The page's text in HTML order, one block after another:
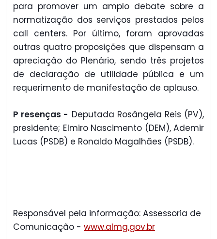
para promover um amplo debate sobre a
normatização dos serviços prestados pelos
call centers. Por último, foram aprovadas
outras quatro proposições que dispensam a
apreciação do Plenário, sendo três projetos
de declaração de utilidade pública e um
requerimento de manifestação de aplauso.
P resenças - Deputada Rosângela Reis (PV),
presidente; Elmiro Nascimento (DEM), Ademir
Lucas (PSDB) e Ronaldo Magalhães (PSDB).
Responsável pela informação: Assessoria de
Comunicação - www.almg.gov.br